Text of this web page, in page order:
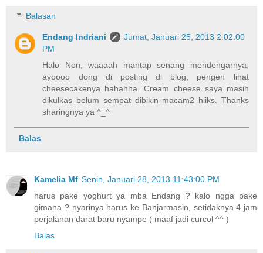
Balasan
Endang Indriani
Jumat, Januari 25, 2013 2:02:00
PM
Halo Non, waaaah mantap senang mendengarnya,
ayoooo dong di posting di blog, pengen lihat
cheesecakenya hahahha. Cream cheese saya masih
dikulkas belum sempat dibikin macam2 hiiks. Thanks
sharingnya ya ^_^
Balas
Kamelia Mf Senin, Januari 28, 2013 11:43:00 PM
harus pake yoghurt ya mba Endang ? kalo ngga pake
gimana ? nyarinya harus ke Banjarmasin, setidaknya 4 jam
perjalanan darat baru nyampe ( maaf jadi curcol ^^ )
Balas